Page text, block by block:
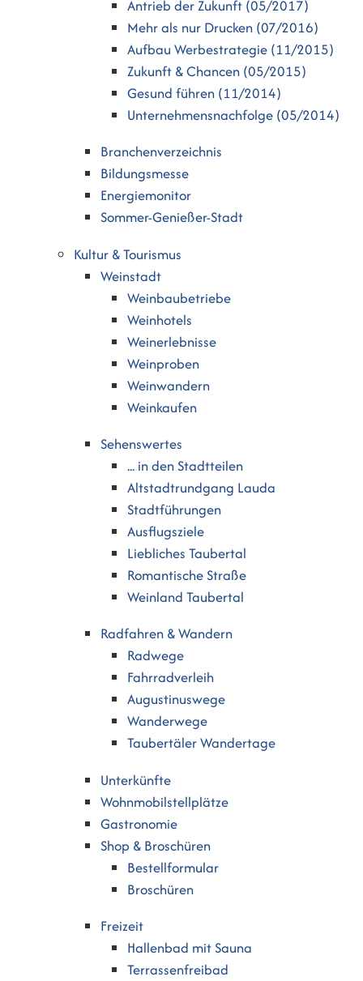
Antrieb der Zukunft (05/2017)
Mehr als nur Drucken (07/2016)
Aufbau Werbestrategie (11/2015)
Zukunft & Chancen (05/2015)
Gesund führen (11/2014)
Unternehmensnachfolge (05/2014)
Branchenverzeichnis
Bildungsmesse
Energiemonitor
Sommer-Genießer-Stadt
Kultur & Tourismus
Weinstadt
Weinbaubetriebe
Weinhotels
Weinerlebnisse
Weinproben
Weinwandern
Weinkaufen
Sehenswertes
... in den Stadtteilen
Altstadtrundgang Lauda
Stadtführungen
Ausflugsziele
Liebliches Taubertal
Romantische Straße
Weinland Taubertal
Radfahren & Wandern
Radwege
Fahrradverleih
Augustinuswege
Wanderwege
Taubertäler Wandertage
Unterkünfte
Wohnmobilstellplätze
Gastronomie
Shop & Broschüren
Bestellformular
Broschüren
Freizeit
Hallenbad mit Sauna
Terrassenfreibad